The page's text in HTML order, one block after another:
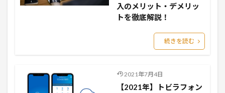
入のメリット・デメリッ
トを徹底解説！
続きを読む
2021年7月4日
【2021年】トビラフォン